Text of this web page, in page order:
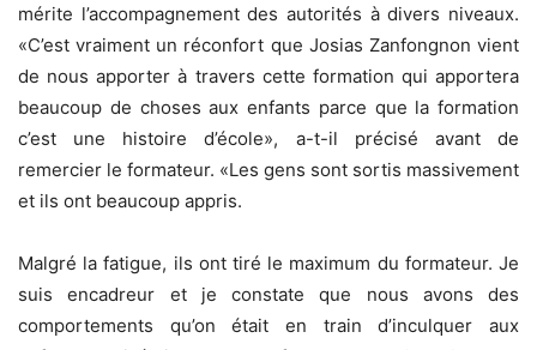
mérite l’accompagnement des autorités à divers niveaux.
«C’est vraiment un réconfort que Josias Zanfongnon vient
de nous apporter à travers cette formation qui apportera
beaucoup de choses aux enfants parce que la formation
c’est une histoire d’école», a-t-il précisé avant de
remercier le formateur. «Les gens sont sortis massivement
et ils ont beaucoup appris.
Malgré la fatigue, ils ont tiré le maximum du formateur. Je
suis encadreur et je constate que nous avons des
comportements qu’on était en train d’inculquer aux